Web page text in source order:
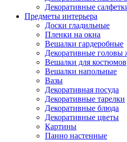
Декоративные
Предметы интерьера
Доски гладильные
Пленки на окна
Вешалки гардеробные
Декоративные головы
Вешалки для костюмов
Вешалки напольные
Вазы
Декоративная посуда
Декоративные тарелки
Декоративные блюда
Декоративные цветы
Картины
Панно настенные